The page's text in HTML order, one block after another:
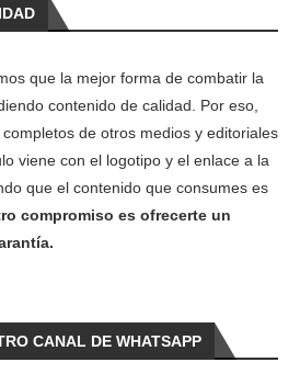
que la mejor forma de combatir la
contenido de calidad. Por eso,
de otros medios y editoriales
viene con el logotipo y el enlace a la
que el contenido que consumes es
compromiso es ofrecerte un
CANAL DE WHATSAPP